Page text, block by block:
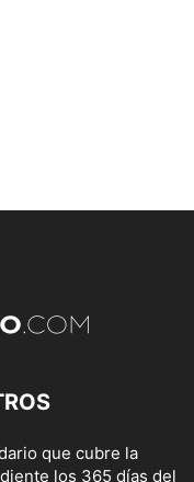
que cubre la
los 365 días del